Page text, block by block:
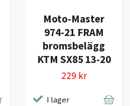
Moto-Master
974-21 FRAM
bromsbelägg
KTM SX85 13-20
229 kr
I lager